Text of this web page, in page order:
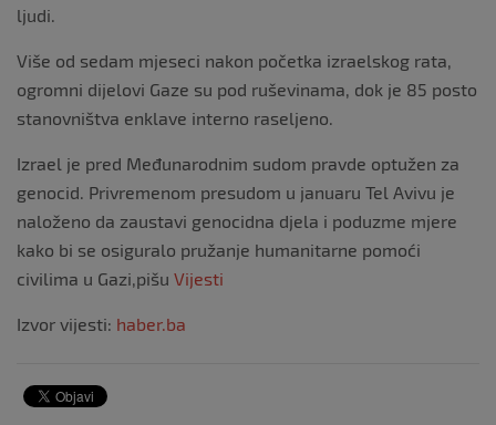
ljudi.
Više od sedam mjeseci nakon početka izraelskog rata,
ogromni dijelovi Gaze su pod ruševinama, dok je 85 posto
stanovništva enklave interno raseljeno.
Izrael je pred Međunarodnim sudom pravde optužen za
genocid. Privremenom presudom u januaru Tel Avivu je
naloženo da zaustavi genocidna djela i poduzme mjere
kako bi se osiguralo pružanje humanitarne pomoći
civilima u Gazi,pišu Vijesti
Izvor vijesti: haber.ba